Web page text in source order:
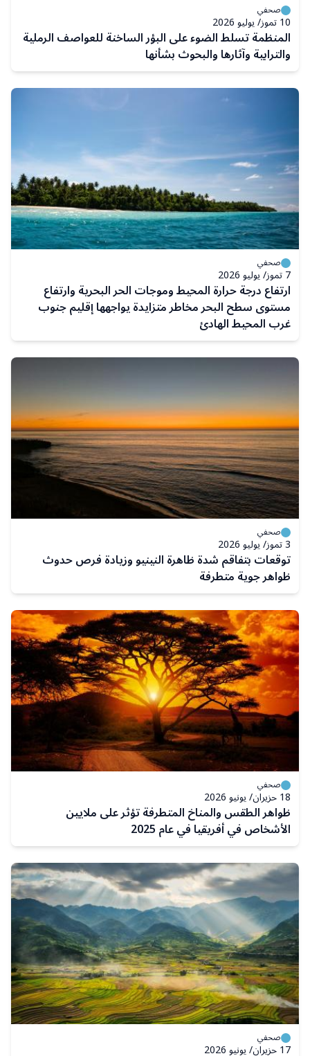
صحفي
10 تموز/ يوليو 2026
المنظمة تسلط الضوء على البؤر الساخنة للعواصف الرملية
والترابية وآثارها والبحوث بشأنها
صحفي
7 تموز/ يوليو 2026
ارتفاع درجة حرارة المحيط وموجات الحر البحرية وارتفاع
مستوى سطح البحر مخاطر متزايدة يواجهها إقليم جنوب
غرب المحيط الهادئ
صحفي
3 تموز/ يوليو 2026
توقعات بتفاقم شدة ظاهرة النينيو وزيادة فرص حدوث
ظواهر جوية متطرفة
صحفي
18 حزيران/ يونيو 2026
ظواهر الطقس والمناخ المتطرفة تؤثر على ملايين
الأشخاص في أفريقيا في عام 2025
صحفي
17 حزيران/ يونيو 2026